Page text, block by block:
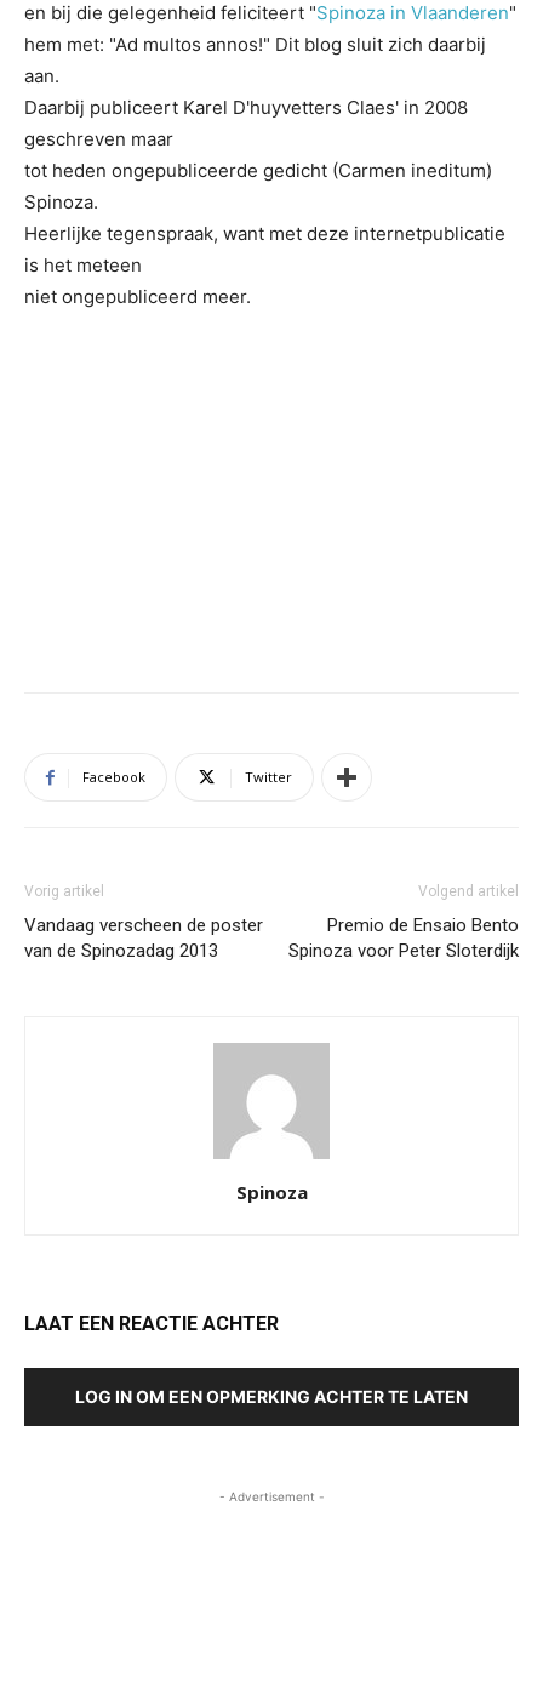
en bij die gelegenheid feliciteert "Spinoza in Vlaanderen"
hem met: "Ad multos annos!" Dit blog sluit zich daarbij
aan.
Daarbij publiceert Karel D'huyvetters Claes' in 2008
geschreven maar
tot heden ongepubliceerde gedicht (Carmen ineditum)
Spinoza.
Heerlijke tegenspraak, want met deze internetpublicatie
is het meteen
niet ongepubliceerd meer.
Facebook Twitter
Vorig artikel
Vandaag verscheen de poster
van de Spinozadag 2013
Volgend artikel
Premio de Ensaio Bento
Spinoza voor Peter Sloterdijk
Spinoza
LAAT EEN REACTIE ACHTER
LOG IN OM EEN OPMERKING ACHTER TE LATEN
- Advertisement -